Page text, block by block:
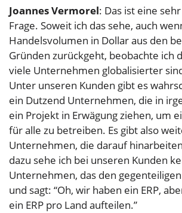
Joannes Vermorel: Das ist eine
Frage. Soweit ich das sehe, auch
Handelsvolumen in Dollar aus den
Gründen zurückgeht, beobachte ich
viele Unternehmen globalisierter
Unter unseren Kunden gibt es
ein Dutzend Unternehmen, die in
ein Projekt in Erwägung ziehen, um
für alle zu betreiben. Es gibt also
Unternehmen, die darauf
dazu sehe ich bei unseren Kunden
Unternehmen, das den
und sagt: “Oh, wir haben ein ERP,
ein ERP pro Land aufteilen.”